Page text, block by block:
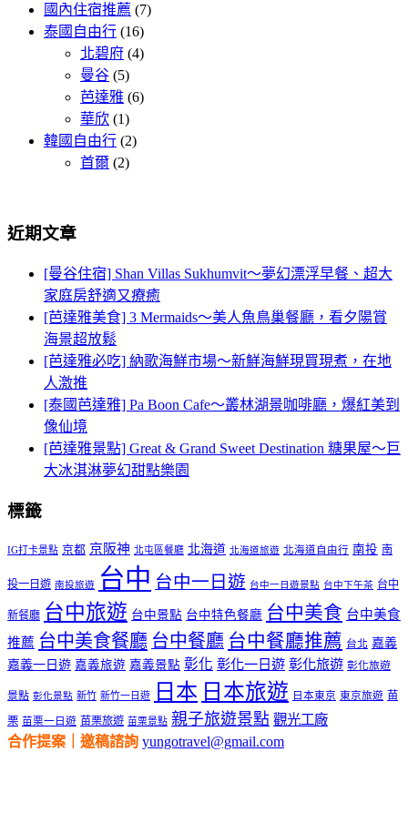
國內住宿推薦 (7)
泰國自由行 (16)
北碧府 (4)
曼谷 (5)
芭達雅 (6)
華欣 (1)
韓國自由行 (2)
首爾 (2)
近期文章
[曼谷住宿] Shan Villas Sukhumvit～夢幻漂浮早餐、超大
家庭房舒適又療癒
[芭達雅美食] 3 Mermaids～美人魚鳥巢餐廳，看夕陽賞
海景超放鬆
[芭達雅必吃] 納歌海鮮市場～新鮮海鮮現買現煮，在地
人激推
[泰國芭達雅] Pa Boon Cafe～叢林湖景咖啡廳，爆紅美到
像仙境
[芭達雅景點] Great & Grand Sweet Destination 糖果屋～巨
大冰淇淋夢幻甜點樂園
標籤
IG打卡景點 京都 京阪神 北屯區餐廳 北海道 北海道旅遊 北海道自由行 南投 南
投一日遊 南投旅遊 台中 台中一日遊 台中一日遊景點 台中下午茶 台中
新餐廳 台中旅遊 台中景點 台中特色餐廳 台中美食 台中美食
推薦 台中美食餐廳 台中餐廳 台中餐廳推薦 台北 嘉義
嘉義一日遊 嘉義旅遊 嘉義景點 彰化 彰化一日遊 彰化旅遊 彰化旅遊
景點 彰化景點 新竹 新竹一日遊 日本 日本旅遊 日本東京 東京旅遊 苗
栗 苗栗一日遊 苗栗旅遊 苗栗景點 親子旅遊景點 觀光工廠
合作提案｜邀稿諮詢 yungotravel@gmail.com